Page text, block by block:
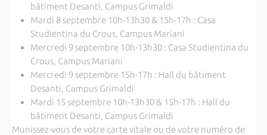
bâtiment Desanti, Campus Grimaldi
Mardi 8 septembre 10h-13h30 & 15h-17h : Casa
Studientina du Crous, Campus Mariani
Mercredi 9 septembre 10h-13h30 : Casa Studientina du
Crous, Campus Mariani
Mercredi 9 septembre 15h-17h : Hall du bâtiment
Desanti, Campus Grimaldi
Mardi 15 septembre 10h-13h30 & 15h-17h : Hall du
bâtiment Desanti, Campus Grimaldi
Munissez-vous de votre carte vitale ou de votre numéro de